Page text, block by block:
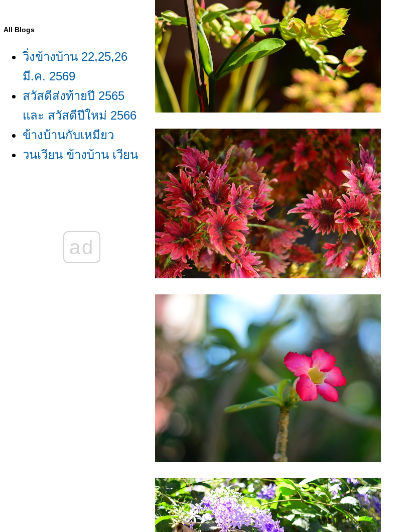
All Blogs
วิ่งข้างบ้าน 22,25,26
มี.ค. 2569
สวัสดีส่งท้ายปี 2565
ละ สวัสดีปีใหม่ 2566
ข้างบ้านกับเหมียว
วนเวียน ข้างบ้าน เวียน
ข้างบ้าน......
ad